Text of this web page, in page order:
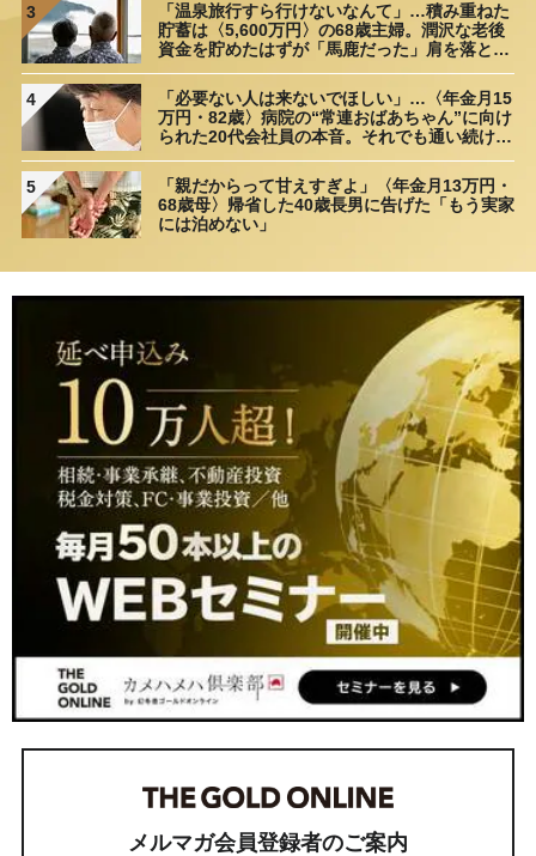
3
「温泉旅行すら行けないなんて」…積み重ねた
貯蓄は〈5,600万円〉の68歳主婦。潤沢な老後
資金を貯めたはずが「馬鹿だった」肩を落とす
4
「必要ない人は来ないでほしい」…〈年金月15
万円・82歳〉病院の“常連おばあちゃん”に向け
られた20代会社員の本音。それでも通い続ける
5
「親だからって甘えすぎよ」〈年金月13万円・
68歳母〉帰省した40歳長男に告げた「もう実家
には泊めない」
メルマガ会員登録者のご案内